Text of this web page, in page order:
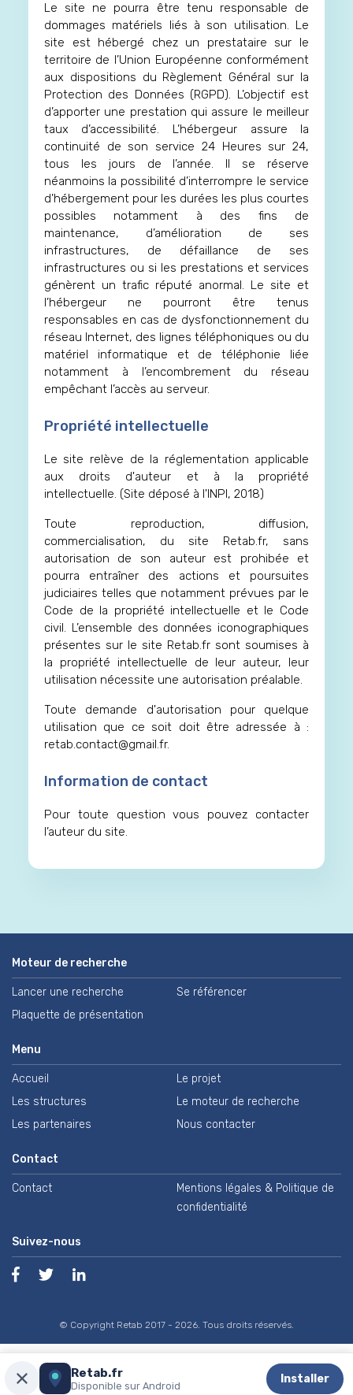
Le site ne pourra être tenu responsable de
dommages matériels liés à son utilisation. Le
site est hébergé chez un prestataire sur le
territoire de l’Union Européenne conformément
aux dispositions du Règlement Général sur la
Protection des Données (RGPD). L’objectif est
d’apporter une prestation qui assure le meilleur
taux d’accessibilité. L’hébergeur assure la
continuité de son service 24 Heures sur 24,
tous les jours de l’année. Il se réserve
néanmoins la possibilité d’interrompre le service
d’hébergement pour les durées les plus courtes
possibles notamment à des fins de
maintenance, d’amélioration de ses
infrastructures, de défaillance de ses
infrastructures ou si les prestations et services
génèrent un trafic réputé anormal. Le site et
l’hébergeur ne pourront être tenus
responsables en cas de dysfonctionnement du
réseau Internet, des lignes téléphoniques ou du
matériel informatique et de téléphonie liée
notamment à l’encombrement du réseau
empêchant l’accès au serveur.
Propriété intellectuelle
Le site relève de la réglementation applicable
aux droits d'auteur et à la propriété
intellectuelle. (Site déposé à l'INPI, 2018)
Toute reproduction, diffusion,
commercialisation, du site Retab.fr, sans
autorisation de son auteur est prohibée et
pourra entraîner des actions et poursuites
judiciaires telles que notamment prévues par le
Code de la propriété intellectuelle et le Code
civil. L’ensemble des données iconographiques
présentes sur le site Retab.fr sont soumises à
la propriété intellectuelle de leur auteur, leur
utilisation nécessite une autorisation préalable.
Toute demande d'autorisation pour quelque
utilisation que ce soit doit être adressée à :
retab.contact@gmail.fr.
Information de contact
Pour toute question vous pouvez contacter
l’auteur du site.
Moteur de recherche
Lancer une recherche
Se référencer
Plaquette de présentation
Menu
Accueil
Le projet
Les structures
Le moteur de recherche
Les partenaires
Nous contacter
Contact
Contact
Mentions légales & Politique de
confidentialité
Suivez-nous
© Copyright Retab 2017 - 2026. Tous droits réservés.
Retab.fr
Disponible sur Android
Installer